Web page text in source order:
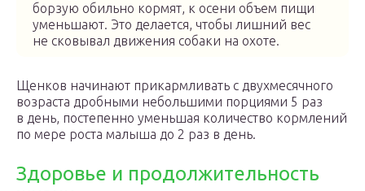
борзую обильно кормят, к осени объем пищи
уменьшают. Это делается, чтобы лишний вес
не сковывал движения собаки на охоте.
Щенков начинают прикармливать с двухмесячного
возраста дробными небольшими порциями 5 раз
в день, постепенно уменьшая количество кормлений
по мере роста малыша до 2 раз в день.
Здоровье и продолжительность